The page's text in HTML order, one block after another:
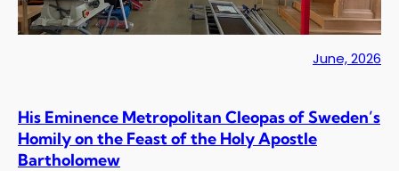
June, 2026
His Eminence Metropolitan Cleopas of Sweden’s
Homily on the Feast of the Holy Apostle
Bartholomew